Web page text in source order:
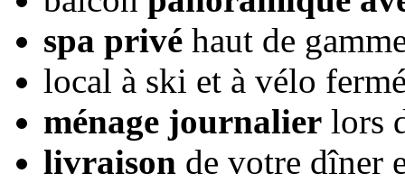
spa privé haut de
local à ski et à vélo
ménage journalier lors
livraison de votre dîner